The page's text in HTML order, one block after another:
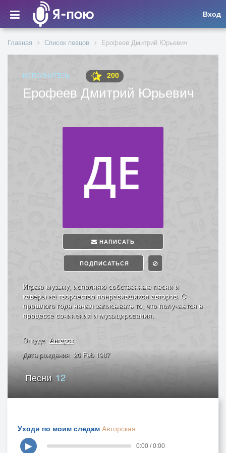
Вход
Главная Список певцов Ерофеев Дмитрий Юрьевич
ИСПОЛНИТЕЛЬ 200
Ерофеев Дмитрий Юрьевич
НАПИСАТЬ
ПОДПИСАТЬСЯ
Играю музыку, исполняю собственные песни и
каверы на творчество понравившихся авторов. С
прошлого года начал записывать то, что получается в
процессе сочинения и музыцирования.
Откуда Ангарск
Дата рождения 20 Feb 1987
Песни 12
Уходи по моим следам Авторская
▶
0:00 / 0:00